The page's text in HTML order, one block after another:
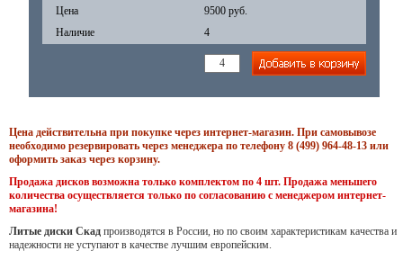
Цена
9500 руб.
Наличие
4
Цена действительна при покупке через интернет-магазин. При самовывозе
необходимо резервировать через менеджера по телефону 8 (499) 964-48-13 или
оформить заказ через корзину.
Продажа дисков возможна только комплектом по 4 шт. Продажа меньшего
количества осуществляется только по согласованию с менеджером интернет-
магазина!
Литые диски Скад производятся в России, но по своим характеристикам качества и
надежности не уступают в качестве лучшим европейским.